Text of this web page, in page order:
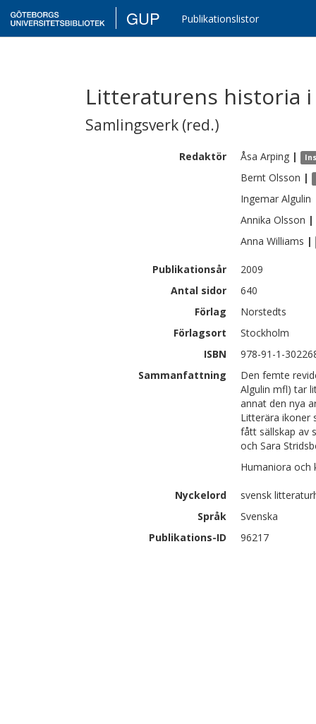
GUP Publikationslistor
Litteraturens historia i
Samlingsverk (red.)
Redaktör Åsa Arping |
Bernt Olsson |
Ingemar Algulin
Annika Olsson |
Anna Williams |
Publikationsår
2009
Antal sidor
640
Förlag
Norstedts
Förlagsort
Stockholm
ISBN
978-91-1-
Sammanfattning
Den femte
Algulin mfl) tar
annat den nya
Litterära ikoner
fått sällskap av
och Sara
Humaniora
Nyckelord
svensk
Språk
Svenska
Publikations-ID
96217